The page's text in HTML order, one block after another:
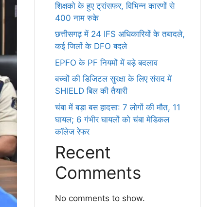
शिक्षको के हुए ट्रांसफर, विभिन्न कारणों से
400 नाम रुके
छत्तीसगढ़ में 24 IFS अधिकारियों के तबादले,
कई जिलों के DFO बदले
EPFO के PF नियमों में बड़े बदलाव
बच्चों की डिजिटल सुरक्षा के लिए संसद में
SHIELD बिल की तैयारी
चंबा में बड़ा बस हादसा: 7 लोगों की मौत, 11
घायल; 6 गंभीर घायलों को चंबा मेडिकल
कॉलेज रेफर
Recent
Comments
No comments to show.